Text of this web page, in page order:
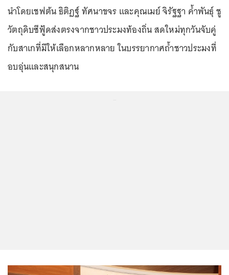
นำโดยเชฟต้น ธิติฏฐ์ ทัศนาขจร และคุณเมย์ จิรัฐฐา ค้ำพันธุ์ ชู
วัตถุดิบซีฟู้ดส่งตรงจากชาวประมงท้องถิ่น สดใหม่ทุกวันจับคู่
กับสาเกที่มีให้เลือกหลากหลาย ในบรรยากาศถ้ำชาวประมงที่
อบอุ่นและสนุกสนาน